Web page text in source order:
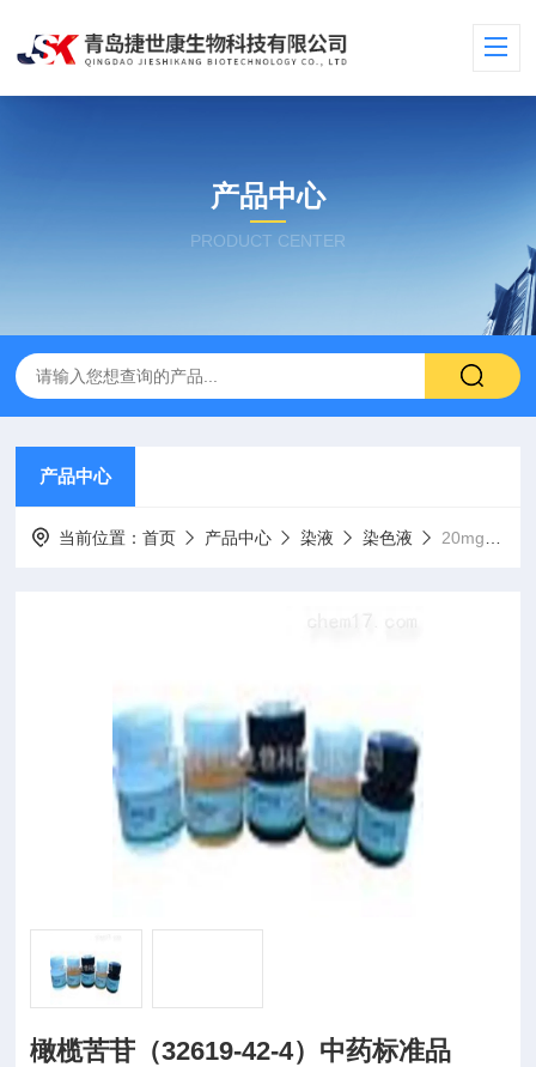
产品中心
PRODUCT CENTER
产品中心
当前位置：首页 产品中心 染液 染色液 20mg/支橄榄苦苷（32619-42-4）中药标准品
橄榄苦苷（32619-42-4）中药标准品